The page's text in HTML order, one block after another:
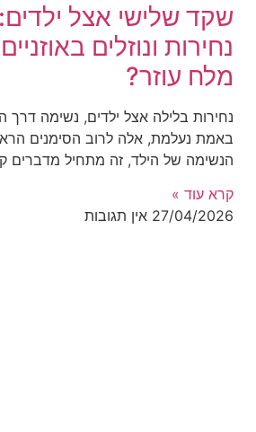
שקד שלישי אצל
נחירות ונוזלים
מלח עוזר?
נחירות בלילה אצל ילדים, נשימה דרך
באמת נעלמת, אלה לרוב הסימנים
הנשימה של הילד, זה מתחיל מדברים
קרא עוד »
27/04/2026 אין תגובות